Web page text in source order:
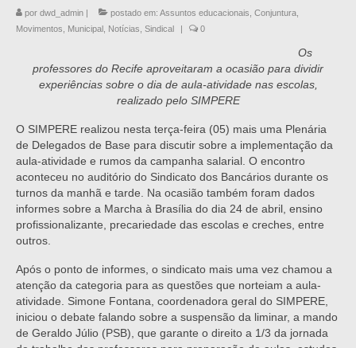
por dwd_admin | postado em: Assuntos educacionais Conjuntura
Movimentos
Municipal Notícias Sindical | 0
Os
professores do Recife aproveitaram a ocasião para dividir
experiências sobre o dia de aula-atividade nas escolas,
realizado pelo SIMPERE
O SIMPERE realizou nesta terça-feira (05) mais uma Plenária
de Delegados de Base para discutir sobre a implementação da
aula-atividade e rumos da campanha salarial. O encontro
aconteceu no auditório do Sindicato dos Bancários durante os
turnos da manhã e tarde. Na ocasião também foram dados
informes sobre a Marcha à Brasília do dia 24 de abril, ensino
profissionalizante, precariedade das escolas e creches, entre
outros.
Após o ponto de informes, o sindicato mais uma vez chamou a
atenção da categoria para as questões que norteiam a aula-
atividade. Simone Fontana, coordenadora geral do SIMPERE,
iniciou o debate falando sobre a suspensão da liminar, a mando
de Geraldo Júlio (PSB), que garante o direito a 1/3 da jornada